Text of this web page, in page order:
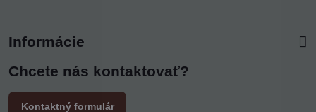
Informácie
Chcete nás kontaktovať?
Kontaktný formulár